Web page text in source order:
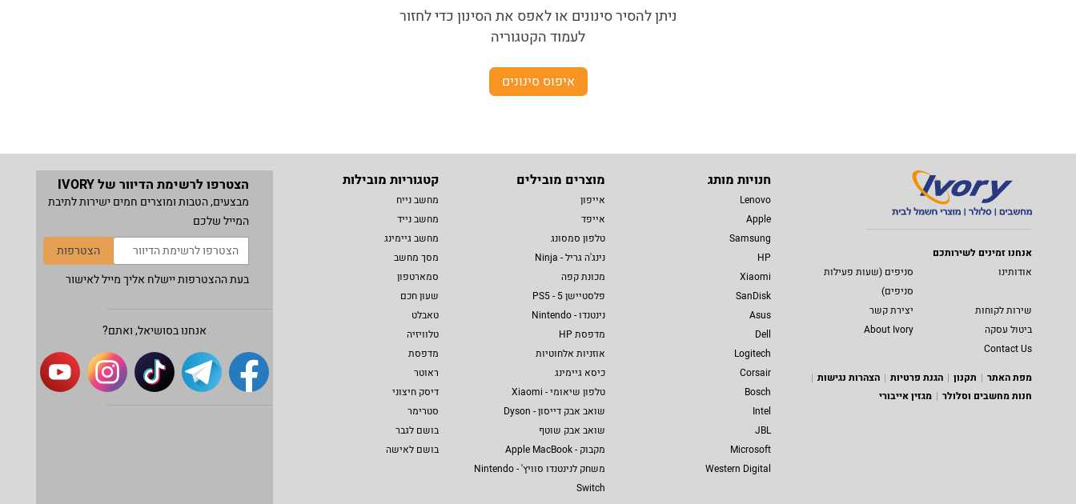
ניתן להסיר סינונים או לאפס את הסינון כדי לחזור
לעמוד הקטגוריה
איפוס סינונים
אנחנו זמינים לשירותכם
אודותינו
סניפים (שעות פעילות
סניפים)
שירות לקוחות
יצירת קשר
ביטול עסקה
About Ivory
Contact Us
מפת האתר
תקנון הגנת פרטיות
הצהרות נגישות
חנות מחשבים וסלולר
מגזין אייבורי
חנויות מותג
Lenovo
Apple
Samsung
HP
Xiaomi
SanDisk
Asus
Dell
Logitech
Corsair
Bosch
Intel
JBL
Microsoft
Western Digital
מוצרים מובילים
אייפון
אייפד
טלפון סמסונג
נינג'ה גריל - Ninja
מכונת קפה
פלסטיישן 5 - PS5
נינטנדו - Nintendo
מדפסת HP
אוזניות אלחוטיות
כיסא גיימינג
טלפון שיאומי - Xiaomi
שואב אבק דייסון - Dyson
שואב אבק שוטף
מקבוק - Apple MacBook
משחק לנינטנדו סוויץ' - Nintendo
Switch
קטגוריות מובילות
מחשב נייח
מחשב נייד
מחשב גיימינג
מסך מחשב
סמארטפון
שעון חכם
טאבלט
טלוויזיה
מדפסת
ראוטר
דיסק חיצוני
סטרימר
בושם לגבר
בושם לאישה
הצטרפו לרשימת הדיוור של IVORY
מבצעים, הטבות ומוצרים חמים ישירות לתיבת
המייל שלכם
הצטרפות
בעת ההצטרפות יישלח אליך מייל לאישור
אנחנו בסושיאל, ואתם?